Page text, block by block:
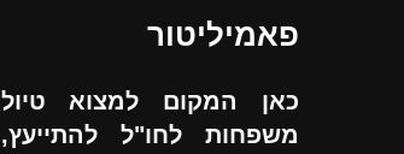
פאמיליטור
כאן המקום למצוא טיול
משפחות לחו"ל להתייעץ,